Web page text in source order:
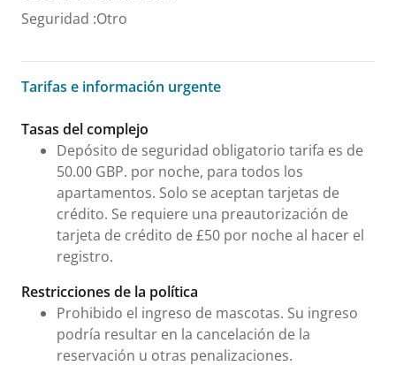
Seguridad :Otro
Tarifas e información urgente
Tarifas e información urgente
Tasas del complejo
Depósito de seguridad obligatorio tarifa es de
50.00 GBP. por noche, para todos los
apartamentos. Solo se aceptan tarjetas de
crédito. Se requiere una preautorización de
tarjeta de crédito de £50 por noche al hacer el
registro.
Restricciones de la política
Prohibido el ingreso de mascotas. Su ingreso
podría resultar en la cancelación de la
reservación u otras penalizaciones.